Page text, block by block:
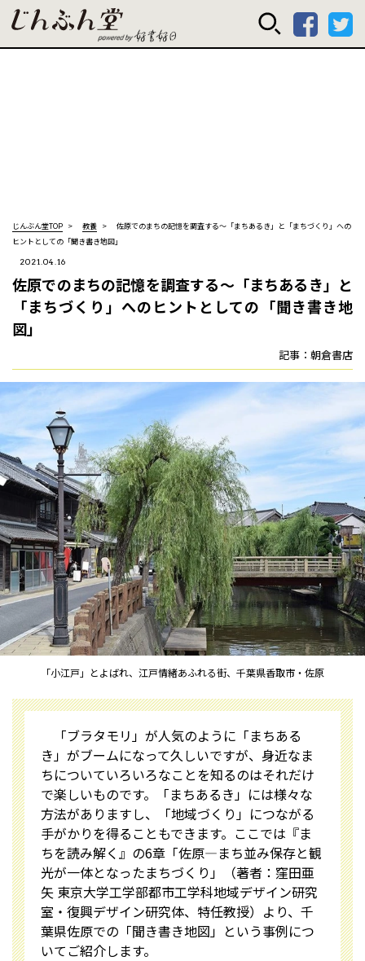
じんぶん堂
じんぶん堂TOP 教養
佐原でのまちの記憶を調査する～「まちあるき」と「まちづくり」への
ヒントとしての「聞き書き地図」
2021.04.16
佐原でのまちの記憶を調査する～「まちあるき」と
「まちづくり」へのヒントとしての「聞き書き地
図」
記事：朝倉書店
「小江戸」とよばれ、江戸情緒あふれる街、千葉県香取市・佐原
「ブラタモリ」が人気のように「まちある
き」がブームになって久しいですが、身近なま
ちについていろいろなことを知るのはそれだけ
で楽しいものです。「まちあるき」には様々な
方法がありますし、「地域づくり」につながる
手がかりを得ることもできます。ここでは『ま
ちを読み解く』の6章「佐原―まち並み保存と観
光が一体となったまちづくり」（著者：窪田亜
矢 東京大学工学部都市工学科地域デザイン研究
室・復興デザイン研究体、特任教授）より、千
葉県佐原での「聞き書き地図」という事例につ
いてご紹介します。